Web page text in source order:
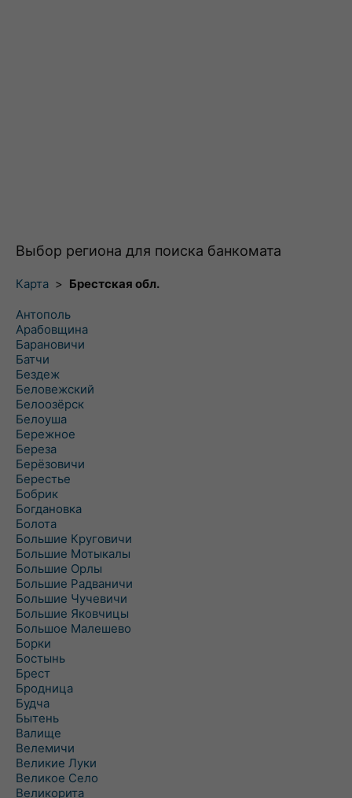
Выбор региона для поиска банкомата
Карта > Брестская обл.
Антополь
Арабовщина
Барановичи
Батчи
Бездеж
Беловежский
Белоозёрск
Белоуша
Бережное
Береза
Берёзовичи
Берестье
Бобрик
Богдановка
Болота
Большие Круговичи
Большие Мотыкалы
Большие Орлы
Большие Радваничи
Большие Чучевичи
Большие Яковчицы
Большое Малешево
Борки
Бостынь
Брест
Бродница
Будча
Бытень
Валище
Велемичи
Великие Луки
Великое Село
Великорита